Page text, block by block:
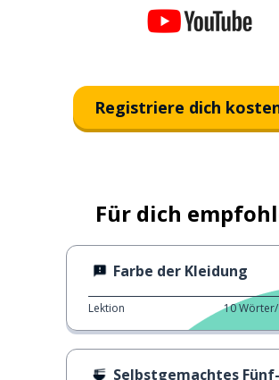
Registriere dich
Für dich
Farbe der Kleidung
Lektion 10Wörter/
Selbstgemachtes Fünf-Gewürze-